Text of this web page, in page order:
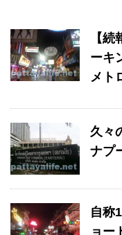
【
ーキ
メト
久々
ナプ
自称
ョー